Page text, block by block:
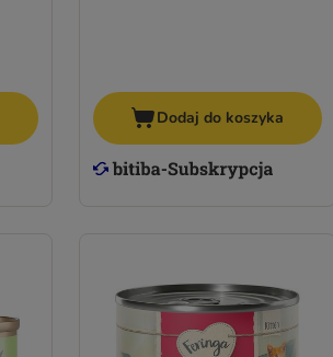
Dodaj do koszyka